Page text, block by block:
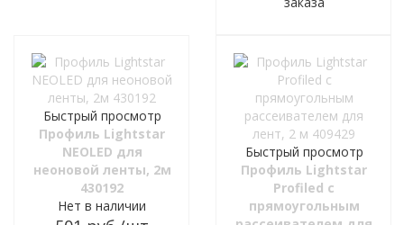
Быстрый просмотр
Профиль Lightstar
NEOLED для
неоновой ленты, 2м
430192
Нет в наличии
Быстрый просмотр
Профиль Lightstar
Profiled с
прямоугольным